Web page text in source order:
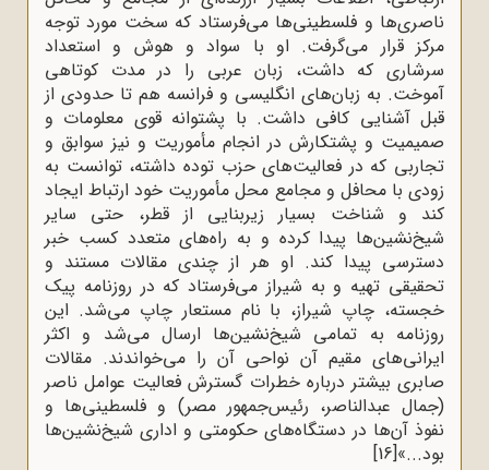
ناصری‌ها و فلسطینی‌ها می‌فرستاد که سخت مورد توجه
مرکز قرار می‌گرفت. او با سواد و هوش و استعداد
سرشاری که داشت، زبان عربی را در مدت کوتاهی
آموخت. به زبان‌های انگلیسی و فرانسه هم تا حدودی از
قبل آشنایی کافی داشت. با پشتوانه قوی معلومات و
صمیمیت و پشتکارش در انجام مأموریت و نیز سوابق و
تجاربی که در فعالیت‌های حزب توده داشته، توانست به
زودی با محافل و مجامع محل مأموریت خود ارتباط ایجاد
کند و شناخت بسیار زیربنایی از قطر، حتی سایر
شیخ‌نشین‌ها پیدا کرده و به راه‌های متعدد کسب خبر
دسترسی پیدا کند. او هر از چندی مقالات مستند و
تحقیقی تهیه و به شیراز می‌فرستاد که در روزنامه پیک
خجسته، چاپ شیراز، با نام مستعار چاپ می‌شد. این
روزنامه به تمامی شیخ‌نشین‌ها ارسال می‌شد و اکثر
ایرانی‌های مقیم آن نواحی آن را می‌خواندند. مقالات
صابری بیشتر درباره خطرات گسترش فعالیت عوامل ناصر
(جمال عبدالناصر، رئیس‌جمهور مصر) و فلسطینی‌ها و
نفوذ آن‌ها در دستگاه‌های حکومتی و اداری شیخ‌نشین‌ها
بود...»[16]